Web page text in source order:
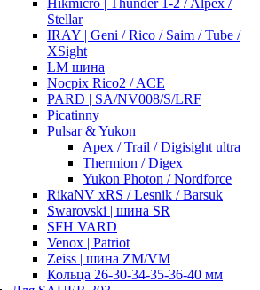
Hikmicro | Thunder 1-2 / Alpex /
Stellar
IRAY | Geni / Rico / Saim / Tube /
XSight
LM шина
Nocpix Rico2 / ACE
PARD | SA/NV008/S/LRF
Picatinny
Pulsar & Yukon
Apex / Trail / Digisight ultra
Thermion / Digex
Yukon Photon / Nordforce
RikaNV xRS / Lesnik / Barsuk
Swarovski | шина SR
SFH VARD
Venox | Patriot
Zeiss | шина ZM/VM
Кольца 26-30-34-35-36-40 мм